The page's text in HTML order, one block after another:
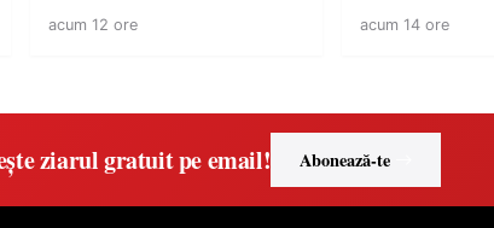
acum 12 ore
României a
acum 14 ore
ziarul gratuit pe email! Abonează-te